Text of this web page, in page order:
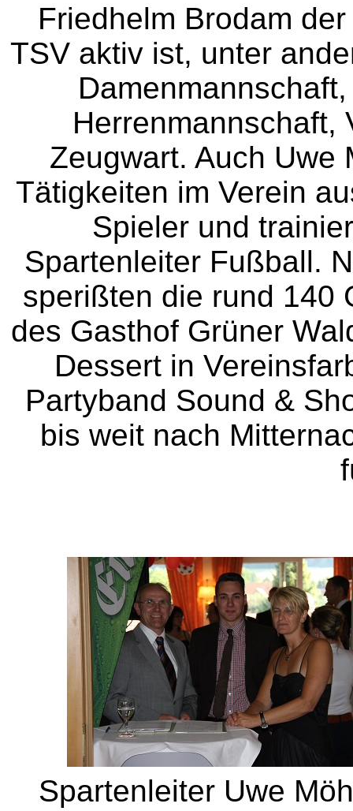
Friedhelm Brodam
TSV aktiv ist, unter
Herrenmannschaft,
Zeugwart. Auch Uwe
Tätigkeiten im Verein
Spieler und
Spartenleiter Fußball.
sperißten die rund 140
des Gasthof Grüner
Dessert in
Partyband Sound &
bis weit nach
Spartenleiter Uwe